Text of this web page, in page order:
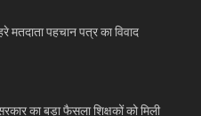
मतदाता पहचान पत्र का विवाद
का बड़ा फैसला शिक्षकों को मिली